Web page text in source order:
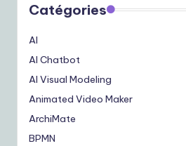
Catégories
AI
AI Chatbot
AI Visual Modeling
Animated Video Maker
ArchiMate
BPMN